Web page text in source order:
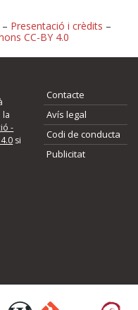
millores o
alguna millora, ompliu els
del qual voleu informar-
Presentació i crèdits –
CC-BY 4.0
la
-
si
Contacte
Avís legal
Codi de conducta
Publicitat